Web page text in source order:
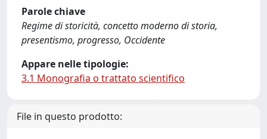
Parole chiave
Regime di storicità, concetto moderno di storia,
presentismo, progresso, Occidente
Appare nelle tipologie:
3.1 Monografia o trattato scientifico
File in questo prodotto: